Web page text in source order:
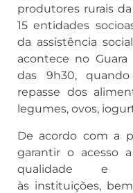
produtores rurais
15 entidades
da assistência
acontece no
das 9h30,
repasse dos
legumes, ovos,
De acordo com a
garantir o acesso
qualidade e
às instituições,